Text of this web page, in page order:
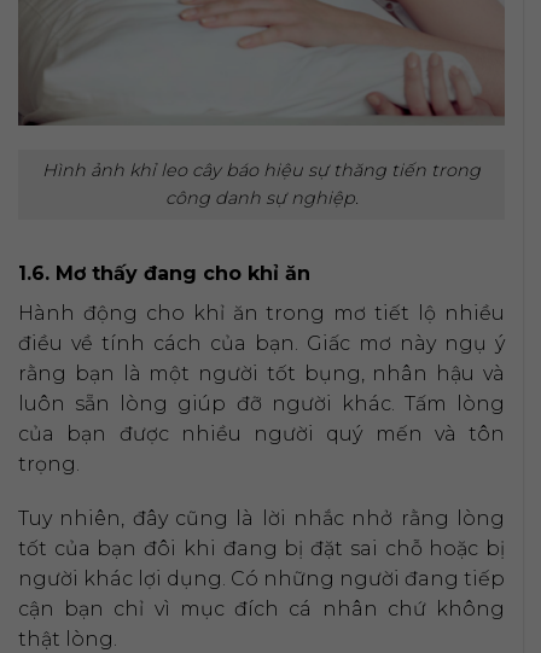
Hình ảnh khỉ leo cây báo hiệu sự thăng tiến trong
công danh sự nghiệp.
1.6. Mơ thấy đang cho khỉ ăn
Hành động cho khỉ ăn trong mơ tiết lộ nhiều
điều về tính cách của bạn. Giấc mơ này ngụ ý
rằng bạn là một người tốt bụng, nhân hậu và
luôn sẵn lòng giúp đỡ người khác. Tấm lòng
của bạn được nhiều người quý mến và tôn
trọng.
Tuy nhiên, đây cũng là lời nhắc nhở rằng lòng
tốt của bạn đôi khi đang bị đặt sai chỗ hoặc bị
người khác lợi dụng. Có những người đang tiếp
cận bạn chỉ vì mục đích cá nhân chứ không
thật lòng.